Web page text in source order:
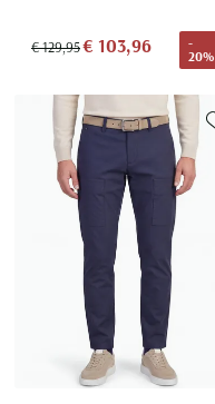
€ 129,95€ 103,96
-
20%